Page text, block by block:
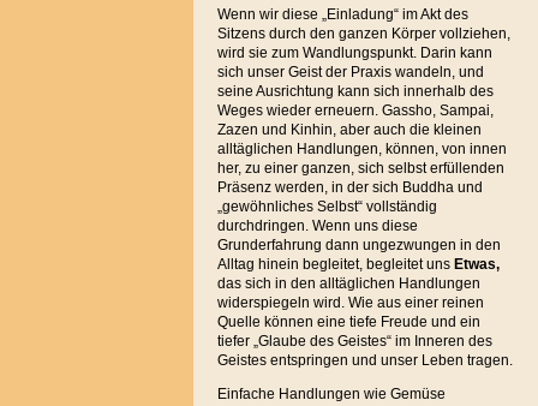
Wenn wir diese „Einladung“ im Akt des
Sitzens durch den ganzen Körper vollziehen,
wird sie zum Wandlungspunkt. Darin kann
sich unser Geist der Praxis wandeln, und
seine Ausrichtung kann sich innerhalb des
Weges wieder erneuern. Gassho, Sampai,
Zazen und Kinhin, aber auch die kleinen
alltäglichen Handlungen, können, von innen
her, zu einer ganzen, sich selbst erfüllenden
Präsenz werden, in der sich Buddha und
„gewöhnliches Selbst“ vollständig
durchdringen. Wenn uns diese
Grunderfahrung dann ungezwungen in den
Alltag hinein begleitet, begleitet uns Etwas,
das sich in den alltäglichen Handlungen
widerspiegeln wird. Wie aus einer reinen
Quelle können eine tiefe Freude und ein
tiefer „Glaube des Geistes“ im Inneren des
Geistes entspringen und unser Leben tragen.
Einfache Handlungen wie Gemüse